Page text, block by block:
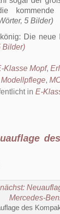
kommende
5 Bilder)
Die neue
Bilder)
Klasse Mopf,
Modellpflege,
in E-
des